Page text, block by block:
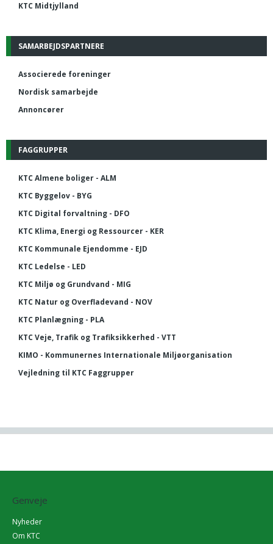
KTC Midtjylland
SAMARBEJDSPARTNERE
Associerede foreninger
Nordisk samarbejde
Annoncører
FAGGRUPPER
KTC Almene boliger - ALM
KTC Byggelov - BYG
KTC Digital forvaltning - DFO
KTC Klima, Energi og Ressourcer - KER
KTC Kommunale Ejendomme - EJD
KTC Ledelse - LED
KTC Miljø og Grundvand - MIG
KTC Natur og Overfladevand - NOV
KTC Planlægning - PLA
KTC Veje, Trafik og Trafiksikkerhed - VTT
KIMO - Kommunernes Internationale Miljøorganisation
Vejledning til KTC Faggrupper
Genveje
Nyheder
Om KTC